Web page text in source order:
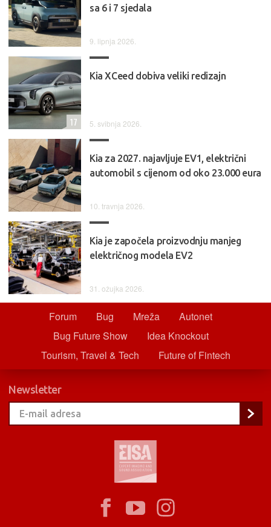
sa 6 i 7 sjedala
9. lipnja 2026.
Kia XCeed dobiva veliki redizajn
5. svibnja 2026.
17
Kia za 2027. najavljuje EV1, električni
automobil s cijenom od oko 23.000 eura
10. travnja 2026.
Kia je započela proizvodnju manjeg
električnog modela EV2
31. ožujka 2026.
Forum Bug Mreža
Autonet
Bug Future Show
Idea Knockout
Tourism, Travel & Tech
Future of Fintech
Newsletter